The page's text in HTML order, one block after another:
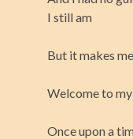
I still am
But it makes
Welcome to my
Once upon a